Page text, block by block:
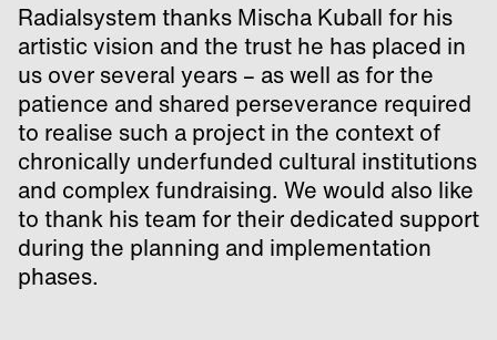
Radialsystem thanks Mischa Kuball for his
artistic vision and the trust he has placed in
us over several years – as well as for the
patience and shared perseverance required
to realise such a project in the context of
chronically underfunded cultural institutions
and complex fundraising. We would also like
to thank his team for their dedicated support
during the planning and implementation
phases.